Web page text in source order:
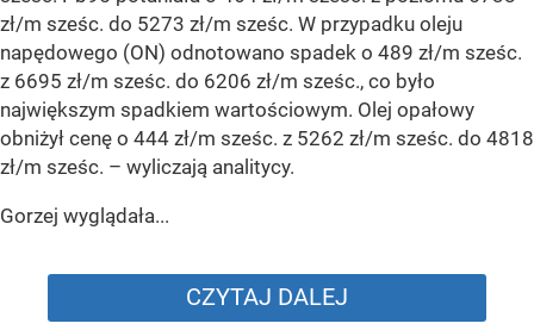
zł/m sześc. do 5273 zł/m sześc. W przypadku oleju
napędowego (ON) odnotowano spadek o 489 zł/m sześc.
z 6695 zł/m sześc. do 6206 zł/m sześc., co było
największym spadkiem wartościowym. Olej opałowy
obniżył cenę o 444 zł/m sześc. z 5262 zł/m sześc. do 4818
zł/m sześc. – wyliczają analitycy.
Gorzej wyglądała...
CZYTAJ DALEJ